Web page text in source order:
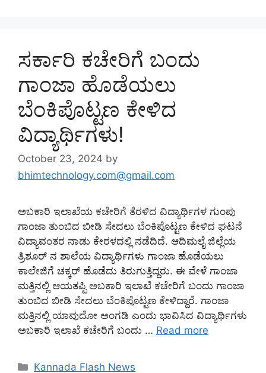
ಸರ್ಕಾರಿ ಕಚೇರಿಗೆ ಬಂದು
ಗಾಂಜಾ ಹೊಡೆಯಲು
ಬೆಂಕಿಪೊಟ್ಟಣ ಕೇಳಿದ
ವಿದ್ಯಾರ್ಥಿಗಳು!
October 23, 2024 by
bhimtechnology.com@gmail.com
ಅಬಕಾರಿ ಇಲಾಖೆಯ ಕಚೇರಿಗೆ ತೆರಳಿದ ವಿದ್ಯಾರ್ಥಿಗಳ ಗುಂಪು
ಗಾಂಜಾ ತುಂಬಿದ ಬೀಡಿ ಸೇದಲು ಬೆಂಕಿಪೊಟ್ಟಣ ಕೇಳಿದ ಘಟನೆ
ವಿದ್ಯಾವಂತರ ನಾಡು ಕೇರಳದಲ್ಲಿ ನಡೆದಿದೆ. ಆದಿಮಲೈ ಜಿಲ್ಲೆಯ
ತ್ರಿಶೂರ್ ನ ಶಾಲೆಯ ವಿದ್ಯಾರ್ಥಿಗಳು ಗಾಂಜಾ ಹೊಡೆಯಲು
ಕಾಲೇಜಿಗೆ ಚಕ್ಕರ್ ಹೊಡೆದು ತಿರುಗುತ್ತಿದ್ದರು. ಈ ವೇಳೆ ಗಾಂಜಾ
ಮತ್ತಿನಲ್ಲಿ ಆಯತಪ್ಪಿ ಅಬಕಾರಿ ಇಲಾಖೆ ಕಚೇರಿಗೆ ಬಂದು ಗಾಂಜಾ
ತುಂಬಿದ ಬೀಡಿ ಸೇದಲು ಬೆಂಕಿಪೊಟ್ಟಣ ಕೇಳಿದ್ದಾರೆ. ಗಾಂಜಾ
ಮತ್ತಿನಲ್ಲಿ ಯಾವುದೋ ಅಂಗಡಿ ಎಂದು ಭಾವಿಸಿದ ವಿದ್ಯಾರ್ಥಿಗಳು
ಅಬಕಾರಿ ಇಲಾಖೆ ಕಚೇರಿಗೆ ಬಂದು … Read more
Categories
Kannada Flash News